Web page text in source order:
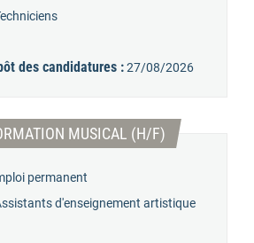
des candidatures :27/08/2026
MUSICAL (H/F) (Nouvelle
permanent
d'enseignement artistique